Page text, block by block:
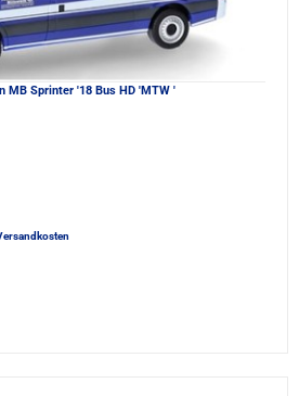
MB Sprinter '18 Bus HD 'MTW '